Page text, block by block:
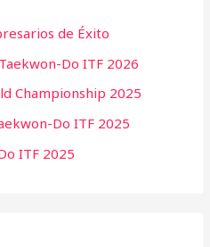
de Éxito
Do ITF 2026
Championship 2025
Do ITF 2025
ITF 2025